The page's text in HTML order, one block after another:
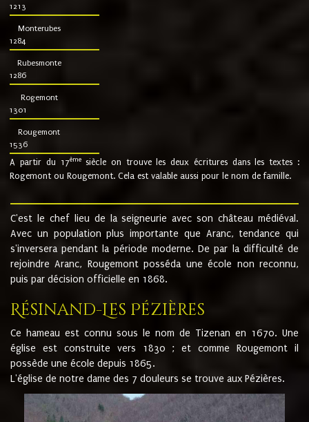
1213
Monterubes
1284
Rubesmonte
1286
Rogemont
1301
Rougemont
1536
A partir du 17ème siècle on trouve les deux écritures dans les textes :
Rogemont ou Rougemont. Cela est valable aussi pour le nom de famille.
C'est le chef lieu de la seigneurie avec son château médiéval.
Avec un population plus importante que Aranc, tendance qui
s'inversera pendant la période moderne. De par la difficulté de
rejoindre Aranc, Rougemont posséda une école non reconnu,
puis par décision officielle en 1868.
Résinand-Les Pézières
Ce hameau est connu sous le nom de Tizenan en 1670. Une
église est construite vers 1830 ; et comme Rougemont il
possède une école depuis 1865.
L'église de notre dame des 7 douleurs se trouve aux Pézières.